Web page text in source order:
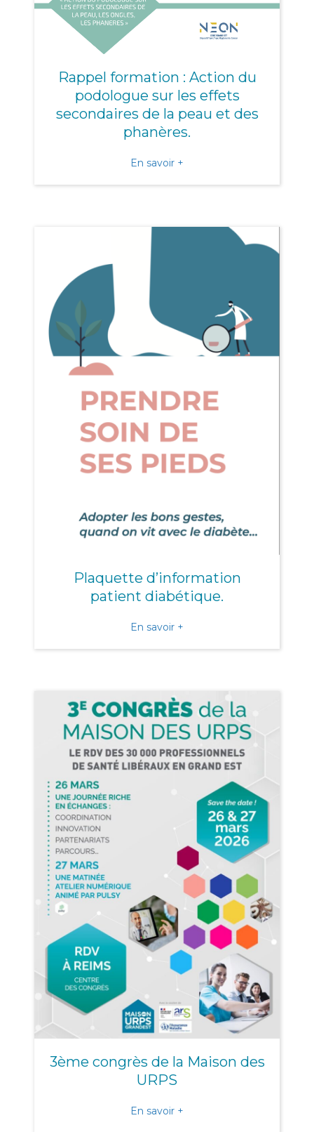
Rappel formation : Action du
podologue sur les effets
secondaires de la peau et des
phanères.
En savoir +
Plaquette d’information
patient diabétique.
En savoir +
3ème congrès de la Maison des
URPS
En savoir +